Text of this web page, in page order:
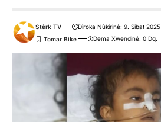
Stêrk TV
Dîroka Nûkirinê: 9. Sibat 2025
Dema Xwendinê: 0 Dq.